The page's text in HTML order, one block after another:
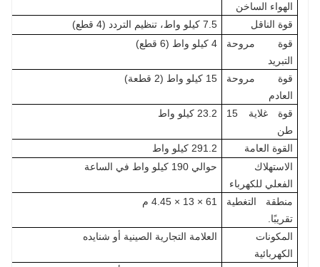
الهواء الساخن
قوة الناقل
7.5 كيلو واط، تنظيم التردد (4 قطع)
قوة مروحة
التبريد
4 كيلو واط (6 قطع)
قوة مروحة
العادم
15 كيلو واط (2 قطعة)
قوة غلاية 15
طن
23.2 كيلو واط
القوة العامة
291.2 كيلو واط
الاستهلاك
الفعلي للكهرباء
حوالي 190 كيلو واط في الساعة
منطقة التغطية
تقريبًا.
61 × 13 × 4.45 م
المكونات
الكهربائية
العلامة التجارية الصينية أو شنايده